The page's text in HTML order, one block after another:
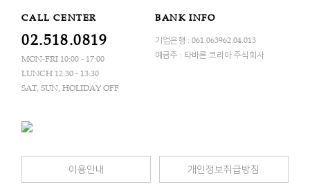
CALL CENTER
02.518.0819
MON-FRI 10:00 - 17:00
LUNCH 12:30 - 13:30
SAT, SUN, HOLIDAY OFF
BANK INFO
기업은행 : 061.063962.04.013
예금주 : 타바론 코리아 주식회사
이용안내 개인정보취급방침